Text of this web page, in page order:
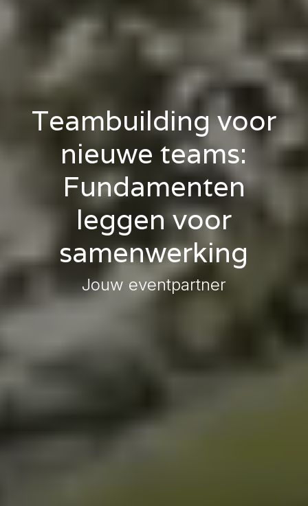
Teambuilding voor
nieuwe teams:
Fundamenten
leggen voor
samenwerking
Jouw eventpartner